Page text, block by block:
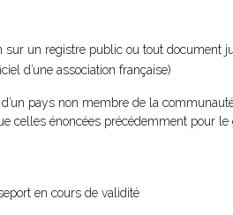
un registre public ou tout document
d’une association française)
pays non membre de la
celles énoncées précédemment pour le
en cours de validité